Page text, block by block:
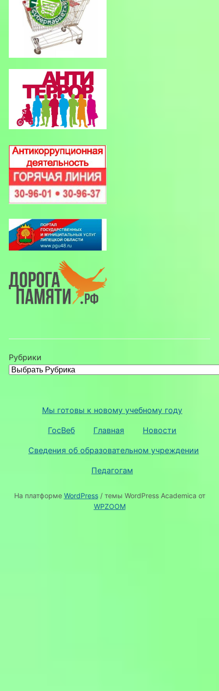
Рубрики
Мы готовы к новому учебному году
ГосВеб Главная Новости
Сведения об образовательном учреждении
Педагогам
На платформе WordPress/ темы WordPress Academica от
WPZOOM